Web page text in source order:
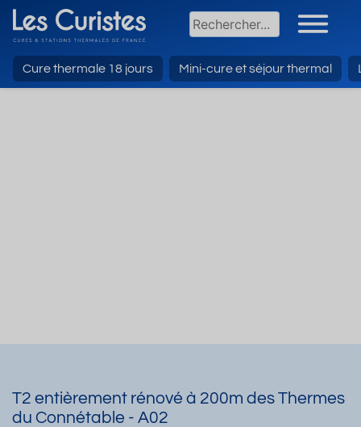
Cure thermale 18 jours Mini-cure et séjour thermal
T2 entièrement rénové à 200m des Thermes
du Connétable - A02